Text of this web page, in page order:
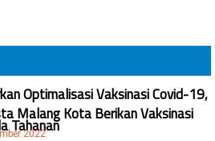
Optimalisasi Vaksinasi Covid-19,
Malang Kota Berikan Vaksinasi
Tahanan
2022